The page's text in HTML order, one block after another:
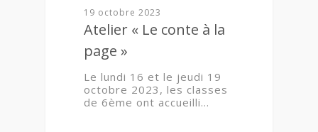
19 octobre 2023
Atelier « Le conte à la
page »
Le lundi 16 et le jeudi 19
octobre 2023, les classes
de 6ème ont accueilli…